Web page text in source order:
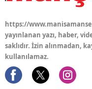
https://
yayınlanan yazı, haber,
saklıdır. İzin alınmadan,
kullanılamaz.